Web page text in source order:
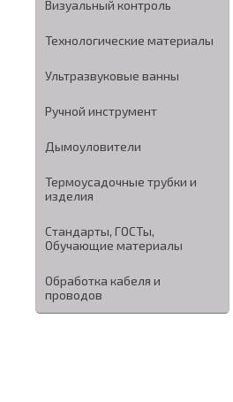
Визуальный контроль
Технологические материалы
Ультразвуковые ванны
Ручной инструмент
Дымоуловители
Термоусадочные трубки и
изделия
Стандарты, ГОСТы,
Обучающие материалы
Обработка кабеля и
проводов